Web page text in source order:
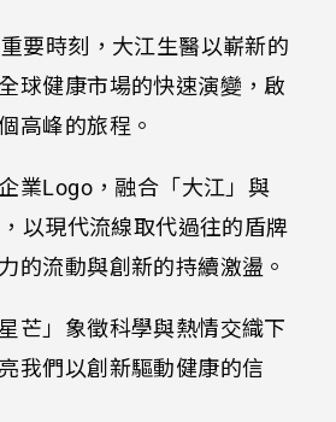
要時刻，大江生醫以嶄新的
球健康市場的快速演變，啟
高峰的旅程。
業Logo，融合「大江」與
以現代流線取代過往的盾牌
的流動與創新的持續激盪。
芒」象徵科學與熱情交織下
我們以創新驅動健康的信